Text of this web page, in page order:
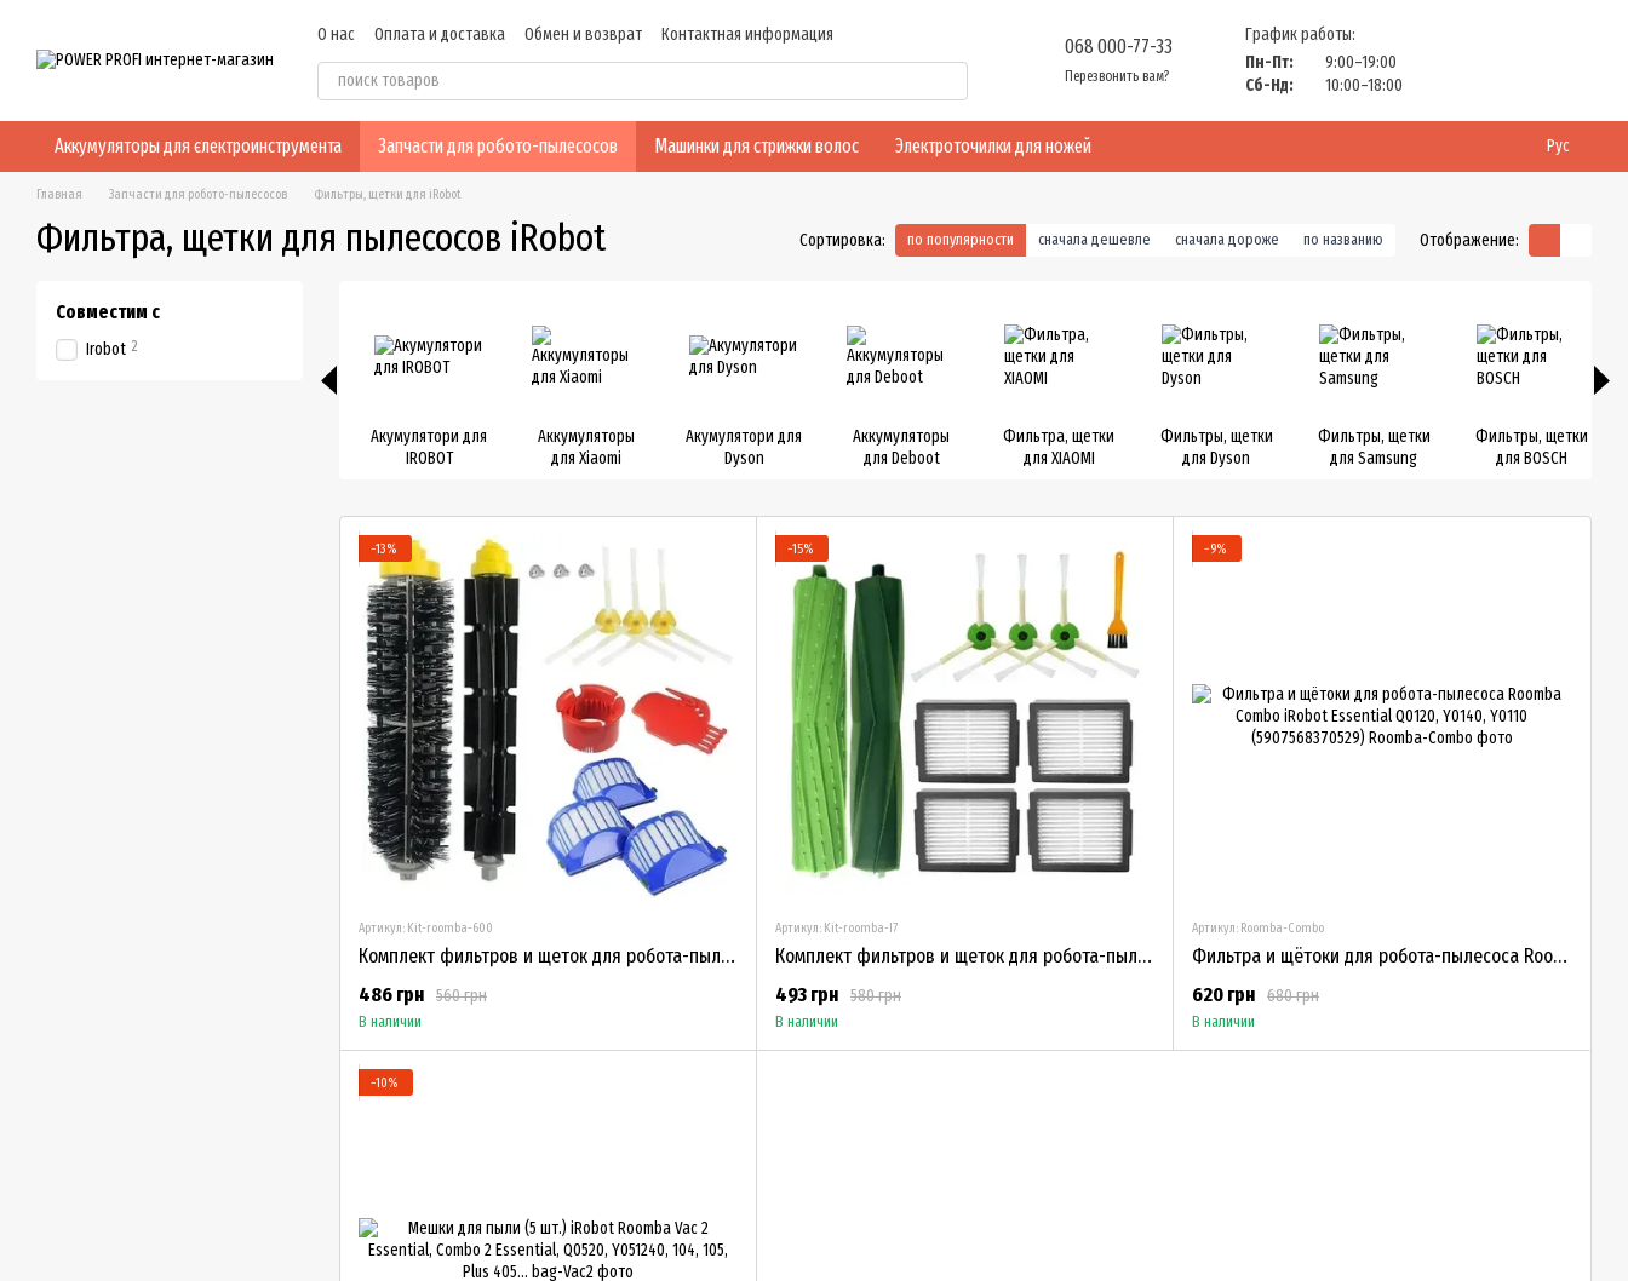
О нас Оплата и доставка Обмен и возврат
Контактная информация
Пользовательское соглашение
Отзывы о магазине Оферта
068 000-77-33
Перезвонить вам?
График работы:
Пн-Пт:
9:00–19:00
Сб-Нд:
10:00–18:00
Аккумуляторы для єлектроинструмента Запчасти для робото-пылесосов Машинки для стрижки волос Электроточилки для ножей Рус
Главная Запчасти для робото-пылесосов Фильтры, щетки для iRobot
Фильтра, щетки для пылесосов iRobot Сортировка: по популярности сначала дешевле сначала дороже по названию Отображение:
Акумулятори для
IROBOT
Аккумуляторы
для Xiaomi
Акумулятори для
Dyson
Аккумуляторы
для Deboot
Фильтра, щетки
для XIAOMI
Фильтры, щетки
для Dyson
Фильтры, щетки
для Samsung
Фильтры, щетки
для BOSCH
−13%
Артикул: Kit-roomba-600
Комплект фильтров и щеток для робота-пылесоса iRobot Roomba 600, серия 610, 620, 625, 630, 650, 660 BEST
560 грн
486 грн
В наличии
−15%
Артикул: Kit-roomba-I7
Комплект фильтров и щеток для робота-пылесоса iRobot Roomba Е5/Е6/i3/i7/i7+ (FT12) BEST
580 грн
493 грн
В наличии
−9%
Артикул: Roomba-Combo
Фильтра и щётоки для робота-пылесоса Roomba Combo iRobot Essential Q0120, Y0140, Y0110 (5907568370529)
680 грн
620 грн
В наличии
−10%
Совместим с
Irobot 2